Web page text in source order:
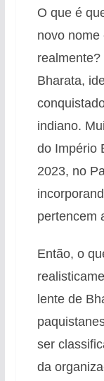
O que é
novo nome
Bharata,
indiano.
do Império
2023, no
pertencem
Então, o
lente de
ser
da